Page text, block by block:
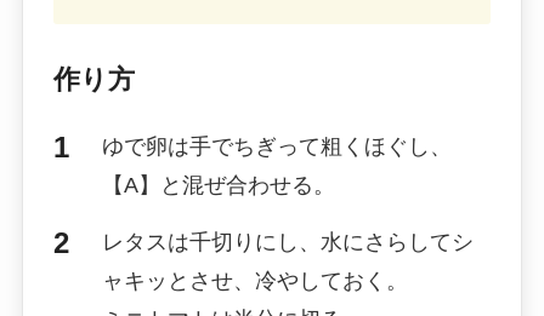
作り方
ゆで卵は手でちぎって粗くほぐし、
【A】と混ぜ合わせる。
レタスは千切りにし、水にさらしてシ
ャキッとさせ、冷やしておく。